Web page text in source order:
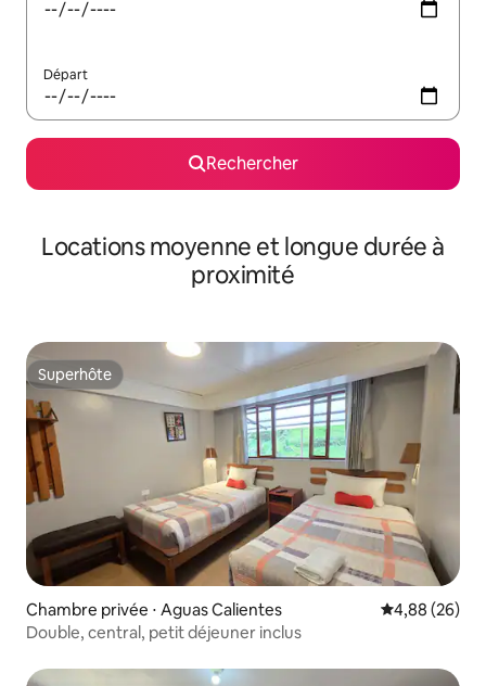
Départ
Rechercher
Locations moyenne et longue durée à
proximité
Superhôte
Superhôte
Chambre privée ⋅ Aguas Calientes Évaluation
4,88 (26)
Double, central, petit déjeuner inclus